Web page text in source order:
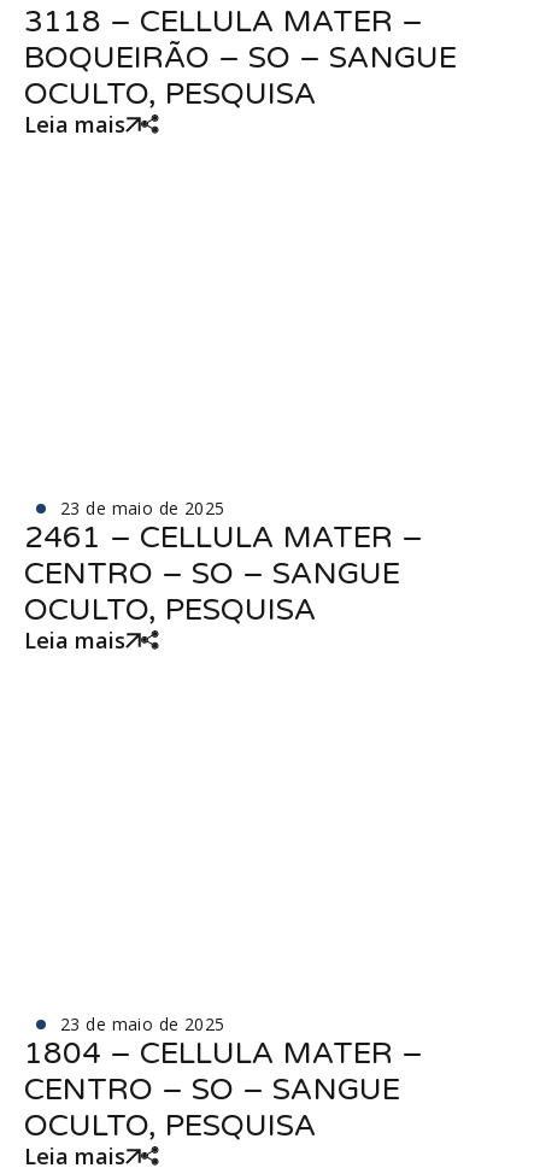
3118 – CELLULA MATER –
BOQUEIRÃO – SO – SANGUE
OCULTO, PESQUISA
Leia mais
23 de maio de 2025
2461 – CELLULA MATER –
CENTRO – SO – SANGUE
OCULTO, PESQUISA
Leia mais
23 de maio de 2025
1804 – CELLULA MATER –
CENTRO – SO – SANGUE
OCULTO, PESQUISA
Leia mais